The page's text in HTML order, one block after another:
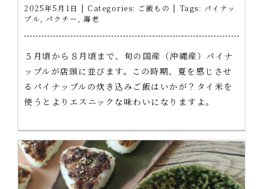
2025年5月1日 | Categories: ご飯もの | Tags: パイナッ
プル
パクチー 海老
５月頃から８月頃まで、旬の国産（沖縄産）パイナ
ップルが店頭に並びます。この時期、夏を感じさせ
るパイナップルの炊き込みご飯はいかが？タイ米を
使うとよりエスニックな味わいになりますよ。